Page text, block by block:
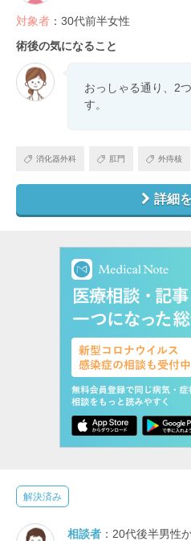
対象者 ：30代前半女性
術後の気になること
おっしゃる通り、2
す。
消化器外科 肛門 外痔核
詳細
解決済み
相談者 ：20代後半男性